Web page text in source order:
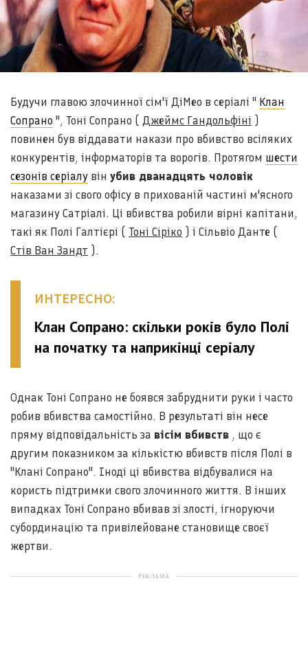
Будучи главою злочинної сім'ї ДіМео в серіалі " Клан
Сопрано ", Тоні Сопрано ( Джеймс Гандольфіні )
повинен був віддавати накази про вбивство всіляких
конкурентів, інформаторів та ворогів. Протягом шести
сезонів серіалу він убив дванадцять чоловік
наказами зі свого офісу в прихованій частині м'ясного
магазину Сатріалі. Ці вбивства робили вірні капітани,
такі як Полі Галтієрі ( Тоні Сіріко ) і Сільвіо Данте (
Стів Ван Зандт ).
ИНТЕРЕСНО:
Клан Сопрано: скільки років було Полі
на початку та наприкінці серіалу
Однак Тоні Сопрано не боявся забруднити руки і часто
робив вбивства самостійно. В результаті він несе
пряму відповідальність за вісім вбивств , що є
другим показником за кількістю вбивств після Полі в
"Клані Сопрано". Іноді ці вбивства відбувалися на
користь підтримки свого злочинного життя. В інших
випадках Тоні Сопрано вбивав зі злості, ігноруючи
субординацію та привілейоване становище своєї
жертви.
РЕКЛАМА